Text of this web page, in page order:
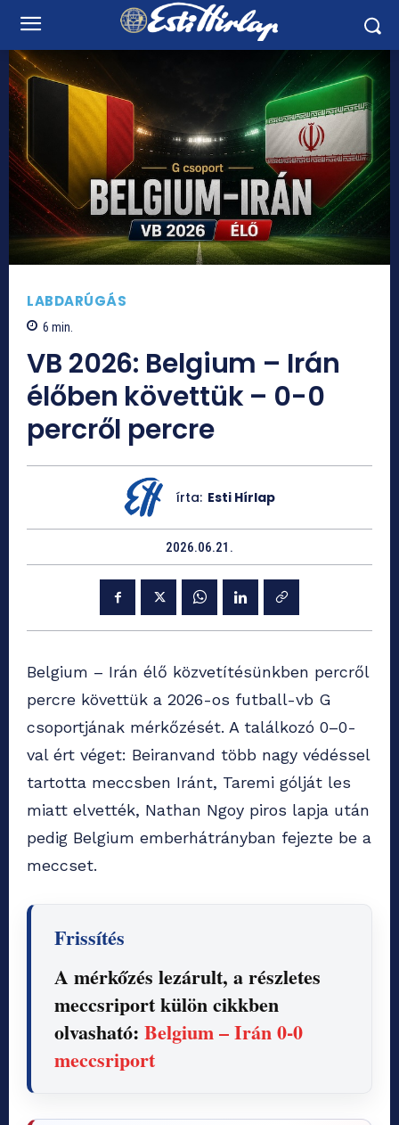
LABDARÚGÁS
6 min.
VB 2026: Belgium – Irán
élőben követtük – 0-0
percről percre
írta: Esti Hírlap
2026.06.21.
Belgium – Irán élő közvetítésünkben percről
percre követtük a 2026-os futball-vb G
csoportjának mérkőzését. A találkozó 0–0-
val ért véget: Beiranvand több nagy védéssel
tartotta meccsben Iránt, Taremi gólját les
miatt elvették, Nathan Ngoy piros lapja után
pedig Belgium emberhátrányban fejezte be a
meccset.
Frissítés
A mérkőzés lezárult, a részletes
meccsriport külön cikkben
olvasható: Belgium – Irán 0-0
meccsriport